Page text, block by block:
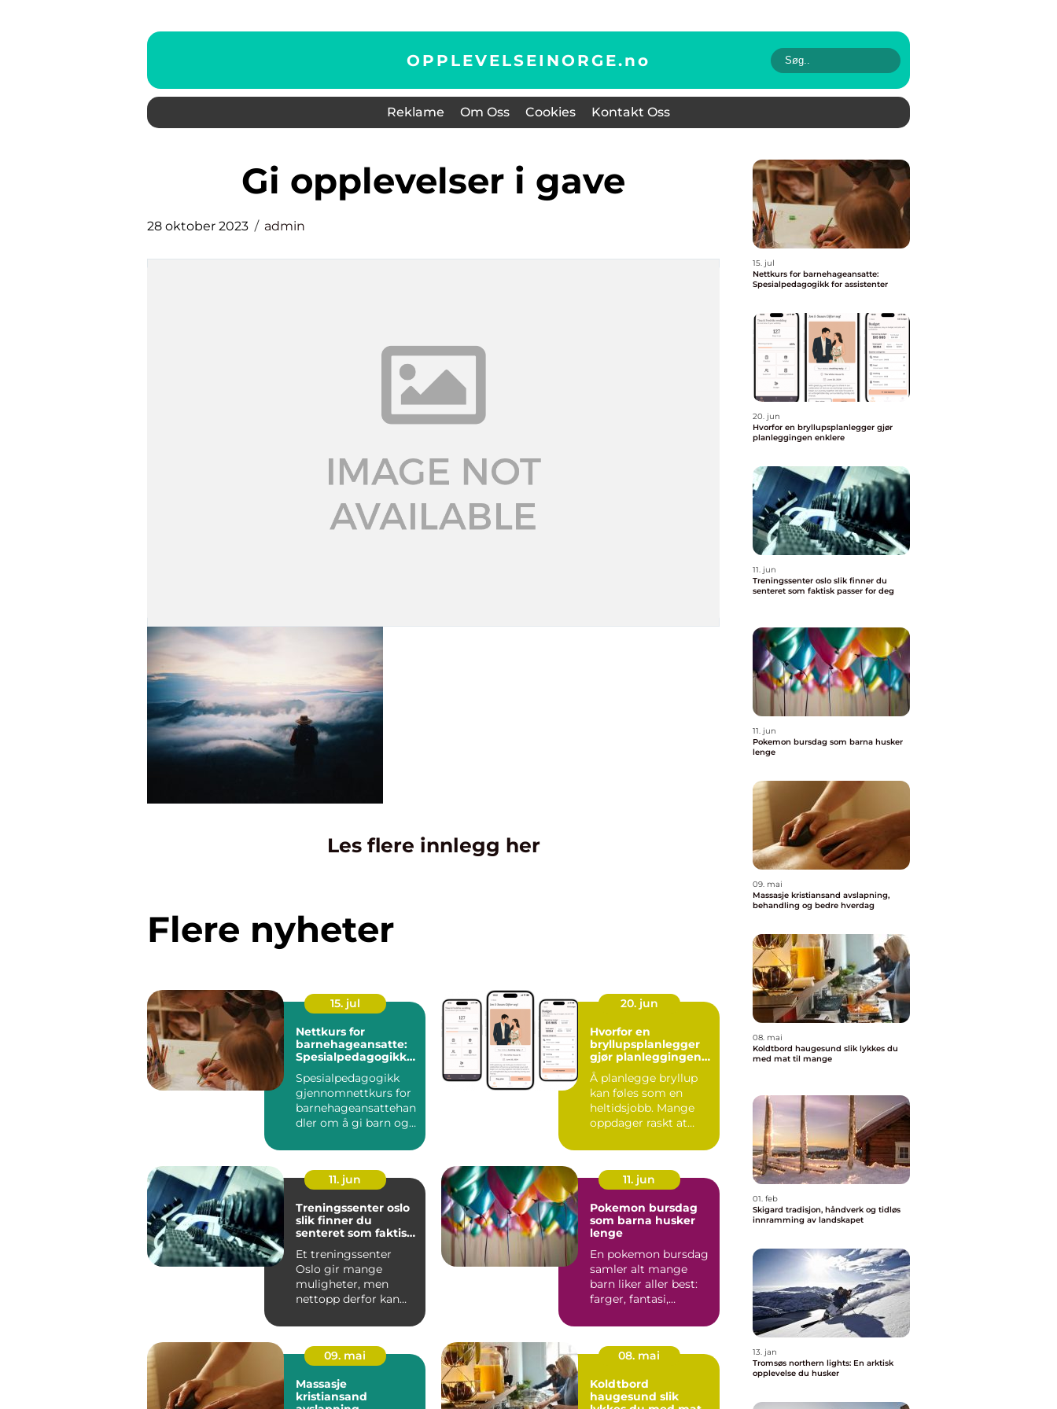
OPPLEVELSEINORGE.no
Reklame Om Oss Cookies Kontakt Oss
gi opplevelser i gave
28 oktober 2023 admin
Les flere innlegg her
Flere nyheter
15. jul
Nettkurs for
barnehageansatte:
Spesialpedagogikk
Spesialpedagogikk
gjennomnettkurs for
barnehageansattehan
dler om å gi barn og
20. jun
Hvorfor en
bryllupsplanlegger
gjør planleggingen
enklere
Å planlegge bryllup
kan føles som en
heltidsjobb. Mange
oppdager raskt at
bare ha...
11. jun
Treningssenter oslo
slik finner du
senteret som faktisk
Et treningssenter
Oslo gir mange
muligheter, men
nettopp derfor kan
vanskelig å vite h...
11. jun
Pokemon bursdag
som barna husker
lenge
En pokemon bursdag
samler alt mange
barn liker aller best:
farger, fantasi,
ve...
09. mai
Massasje
kristiansand
08. mai
Koldtbord
haugesund slik
15. jul
Nettkurs for barnehageansatte:
Spesialpedagogikk for assistenter
20. jun
Hvorfor en bryllupsplanlegger gjør
planleggingen enklere
11. jun
Treningssenter oslo slik finner du
senteret som faktisk passer for deg
11. jun
Pokemon bursdag som barna husker
lenge
09. mai
Massasje kristiansand avslapning,
behandling og bedre hverdag
08. mai
Koldtbord haugesund slik lykkes du
med mat til mange
01. feb
Skigard tradisjon, håndverk og tidløs
innramming av landskapet
13. jan
Tromsøs northern lights: En arktisk
opplevelse du husker